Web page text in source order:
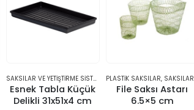
,TABLALAR SAKSILAR VE YETIŞTIRME SISTEMLERI ,TABLALAR
Esnek Tabla Küçük
Delikli 31x51x4 cm
PLASTIK SAKSILAR, SAKSILAR VE YETIŞTIRME SISTEMLERI
File Saksı Astarı
6.5×5 cm